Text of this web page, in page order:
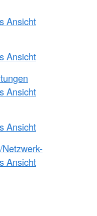
Ansicht
Ansicht
Ansicht
Ansicht
Ansicht